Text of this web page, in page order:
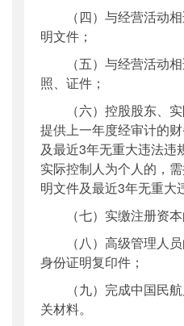
（四）与经营活动
明文件；
（五）与经营活动
照、证件；
（六）控股股东、
提供上一年度经审计的
及最近3年无重大违法违
实际控制人为个人的，
明文件及最近3年无重大
（七）实缴注册资
（八）高级管理人
身份证明复印件；
（九）完成中国民
关材料。